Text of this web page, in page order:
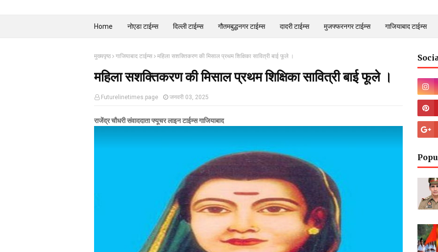
Home नोएडा टाईम्स दिल्ली टाईम्स गौतमबुद्धनगर टाईम्स दादरी टाईम्स मुजफ्फरनगर टाईम्स गाजियाबाद टाईम्स
मुख्यपृष्ठ गाजियाबाद टाईम्स महिला सशक्तिकरण की मिसाल प्रथम शिक्षिका सावित्री बाई फूले ।
महिला सशक्तिकरण की मिसाल प्रथम शिक्षिका सावित्री बाई फूले ।
Futurelinetimes.page जनवरी 03, 2025
राजेंद्र चौधरी संवाददाता फ्यूचर लाइन टाईम्सगाजियाबाद